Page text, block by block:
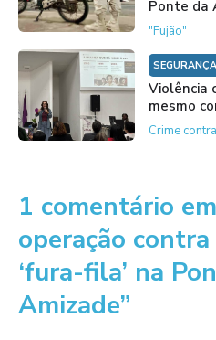
Ponte da
"Fujão"
Violência
mesmo
Crime
1 comentário
operação
‘fura-fila’ na
Amizade”